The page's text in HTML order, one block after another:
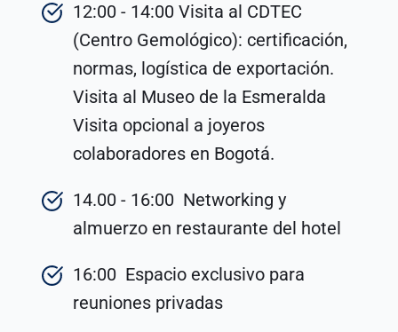
12:00 - 14:00 Visita al CDTEC
(Centro Gemológico): certificación,
normas, logística de exportación.
Visita al Museo de la Esmeralda
Visita opcional a joyeros
colaboradores en Bogotá.
14.00 - 16:00  Networking y
almuerzo en restaurante del hotel
16:00  Espacio exclusivo para
reuniones privadas